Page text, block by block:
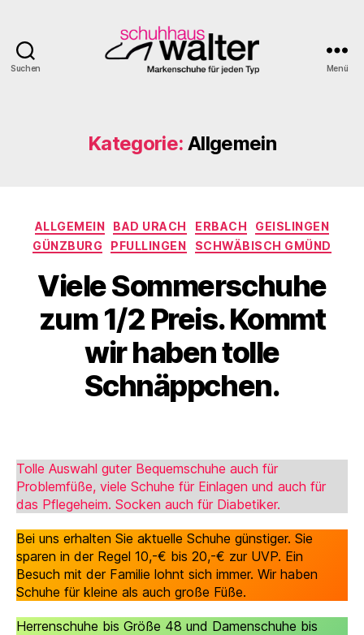
Suchen Menü
Kategorie: Allgemein
Kategorien
ALLGEMEIN BAD URACH ERBACH
GEISLINGEN
GÜNZBURG
PFULLINGEN SCHWÄBISCH GMÜND
Viele Sommerschuhe
zum 1/2 Preis. Kommt
wir haben tolle
Schnäppchen.
Tolle Auswahl guter Bequemschuhe auch für
Problemfüße, viele Schuhe für Einlagen und auch für
das Pflegeheim. Socken auch für Diabetiker.
Bei uns erhalten Sie aktuelle Schuhe günstiger. Sie
sparen in der Regel 10,-€ bis 20,-€ zur UVP. Ein
Besuch mit der Familie lohnt sich immer. Wir haben
Schuhe für kleine als auch große Füße.
Herrenschuhe bis Größe 48 und Damenschuhe bis